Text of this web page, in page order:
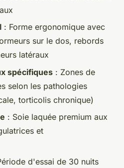
: Forme ergonomique avec
sur le dos, rebords
latéraux
spécifiques : Zones de
selon les pathologies
torticolis chronique)
: Soie laquée premium aux
et
d'essai de 30 nuits